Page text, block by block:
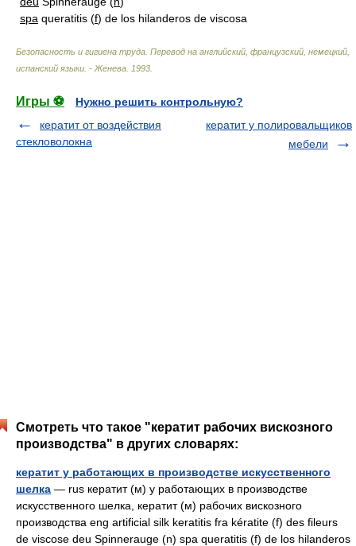
spa queratitis (f) de los hilanderos de viscosa
Безопасность и гигиена труда. Перевод на английский, французский, немецкий,
испанский языки. - Женева 1993
Игры ⚽
Нужно решить контрольную?
кератит от воздействия
стекловолокна
кератит у полировальщиков
мебели
Смотреть что такое "кератит рабочих вискозного
производства" в других словарях:
кератит у работающих в производстве искусственного
шелка — rus кератит (м) у работающих в производстве
искусственного шелка, кератит (м) рабочих вискозного
производства eng artificial silk keratitis fra kératite (f) des fileurs
de viscose deu Spinnerauge (n) spa queratitis (f) de los hilanderos